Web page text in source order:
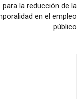
para la reducción de la
en el empleo
público